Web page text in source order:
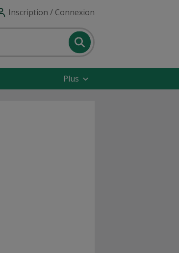
Inscription / Connexion
Plus